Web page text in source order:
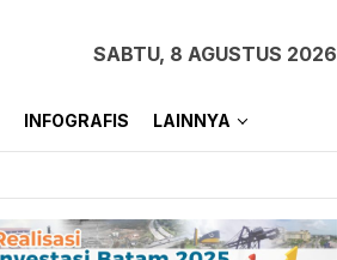
SABTU, 8 AGUSTUS 2026
INFOGRAFIS LAINNYA